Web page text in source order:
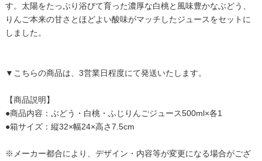
す。太陽をたっぷり浴びて育った濃厚な白桃と風味豊かなぶどう、
りんご本来の甘さとほどよい酸味がマッチしたジュースをセットに
しました。
▼こちらの商品は、3営業日程度にて発送いたします。
【商品説明】
●商品内容：ぶどう・白桃・ふじりんごジュース500ml×各1
●箱サイズ：縦32×幅24×高さ7.5cm
※メーカー都合により、デザイン・内容等が変更になる場合がござ